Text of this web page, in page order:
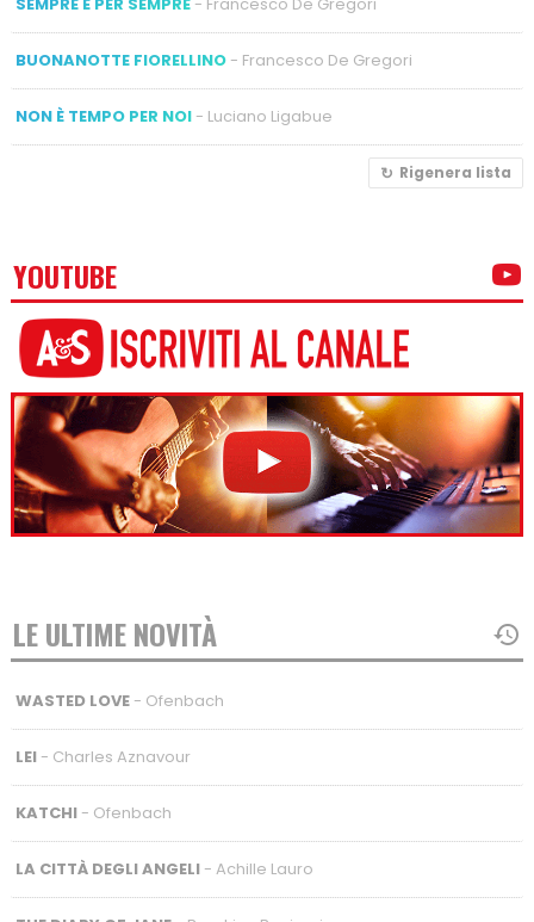
SEMPRE E PER SEMPRE- Francesco De Gregori
BUONANOTTE FIORELLINO- Francesco De Gregori
NON È TEMPO PER NOI- Luciano Ligabue
Rigenera lista
YOUTUBE
LE ULTIME NOVITÀ
WASTED LOVE- Ofenbach
LEI- Charles Aznavour
KATCHI- Ofenbach
LA CITTÀ DEGLI ANGELI- Achille Lauro